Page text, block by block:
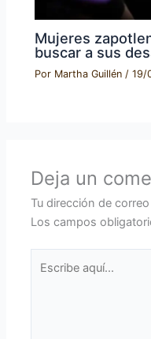
Mujeres
buscar a sus
Por Martha Guillén/19/
Deja un
Tu dirección de
Los campos
aquí...